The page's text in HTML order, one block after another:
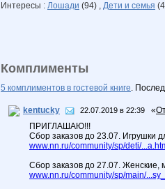
Интересы : Лошади (94) , Дети и семья
Комплименты
5 комплиментов в гостевой книге.
kentucky 22.07.2019 в 22:39 «
ПРИГЛАШАЮ!!!
Сбор заказов до 23.07. Игрушки
www.nn.ru/community/sp/deti/
Сбор заказов до 27.07. Женские,
www.nn.ru/community/sp/main/